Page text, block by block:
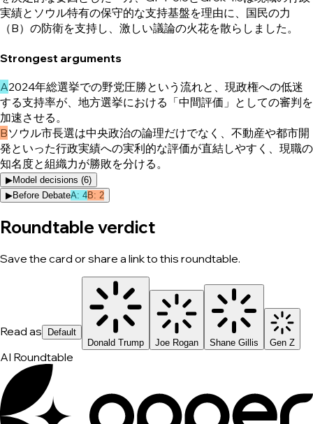
実績とソウル特有の保守的な支持基盤を理由に、国民の力
（B）の防衛を支持し、激しい議論の火花を散らしました。
Strongest arguments
A2024年総選挙での野党圧勝という流れと、現政権への低迷
する支持率が、地方選挙における「中間評価」としての審判を
加速させる。
Bソウル市長選は中央政治の論理だけでなく、不動産や都市開
発といった行政実績への実利的な評価が直結しやすく、現職の
知名度と組織力が勝敗を分ける。
▶Model decisions (6)
▶Before DebateA: 4B: 2
Roundtable verdict
Save the card or share a link to this roundtable.
Read as
Default
Donald Trump
Joe Rogan Shane Gillis Gen Z
AI Roundtable